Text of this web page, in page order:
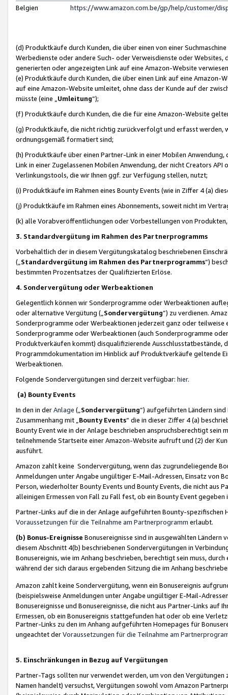
Belgien
https://www.amazon.com.be/gp/help/customer/
(d) Produktkäufe durch Kunden, die über einen von einer
Werbedienste oder andere Such- oder Verweisdienste oder Websites,
generierten oder angezeigten Link auf eine Amazon-Website
(e) Produktkäufe durch Kunden, die über einen Link auf eine
auf eine Amazon-Website umleitet, ohne dass der Kunde auf der
müsste (eine „ Umleitung“);
(f) Produktkäufe durch Kunden, die die für eine Amazon-Website
(g) Produktkäufe, die nicht richtig zurückverfolgt und erfasst werden,
ordnungsgemäß formatiert sind;
(h) Produktkäufe über einen Partner-Link in einer Mobilen
Link in einer Zugelassenen Mobilen Anwendung, der nicht Creators
Verlinkungstools, die wir Ihnen ggf. zur Verfügung stellen, nutzt;
(i) Produktkäufe im Rahmen eines Bounty Events (wie in Ziffer 4 (a)
(j) Produktkäufe im Rahmen eines Abonnements, soweit nicht im
(k) alle Vorabveröffentlichungen oder Vorbestellungen von
3. Standardvergütung im Rahmen des Partnerprogramms
Vorbehaltlich der in diesem Vergütungskatalog beschriebenen
(„ Standardvergütung im Rahmen des Partnerprogramms“)
bestimmten Prozentsatzes der Qualifizierten Erlöse.
4. Sondervergütung oder Werbeaktionen
Gelegentlich können wir Sonderprogramme oder Werbeaktionen
oder alternative Vergütung („ Sondervergütung”) zu verdienen.
Sonderprogramme oder Werbeaktionen jederzeit ganz oder
Sonderprogramme oder Werbeaktionen (auch Sonderprogramme
Produktverkäufen kommt) disqualifizierende Ausschlusstatbestände,
Programmdokumentation im Hinblick auf Produktverkäufe geltende
Werbeaktionen.
Folgende Sondervergütungen sind derzeit verfügbar: hier.
(a) Bounty Events
In den in derAnlage („ Sondervergütung“) aufgeführten Ländern
Zusammenhang mit „ Bounty Events“ die in dieser Ziffer 4 (a)
Bounty Event wie in der Anlage beschrieben anspruchsberechtigt sein
teilnehmende Startseite einer Amazon-Website aufruft und (2) der
ausführt.
Amazon zahlt keine Sondervergütung, wenn das zugrundeliegende
Anmeldungen unter Angabe ungültiger E-Mail-Adressen, Einsatz von
Person, wiederholter Bounty Events und Bounty Events, die nicht
alleinigen Ermessen von Fall zu Fall fest, ob ein Bounty Event
Partner-Links auf die in der Anlage aufgeführten Bounty-spezifischen
Voraussetzungen für die Teilnahme am Partnerprogramm erlaubt.
(b) Bonus-Ereignisse Bonusereignisse sind in ausgewählten Ländern
diesem Abschnitt 4(b) beschriebenen Sondervergütungen in
Bonusereignis, wie im Anhang beschrieben, berechtigt sein muss,
während der sich daraus ergebenden Sitzung die im Anhang
Amazon zahlt keine Sondervergütung, wenn ein Bonusereignis
(beispielsweise Anmeldungen unter Angabe ungültiger E-Mail-
Bonusereignisse und Bonusereignisse, die nicht aus Partner-Links auf
Ermessen, ob ein Bonusereignis stattgefunden hat oder ob eine
Partner-Links zu den im Anhang aufgeführten Homepages für
ungeachtet derVoraussetzungen für die Teilnahme am
5. Einschränkungen in Bezug auf Vergütungen
Partner-Tags sollten nur verwendet werden, um von den
Namen handelt) versuchst, Vergütungen sowohl vom Amazon